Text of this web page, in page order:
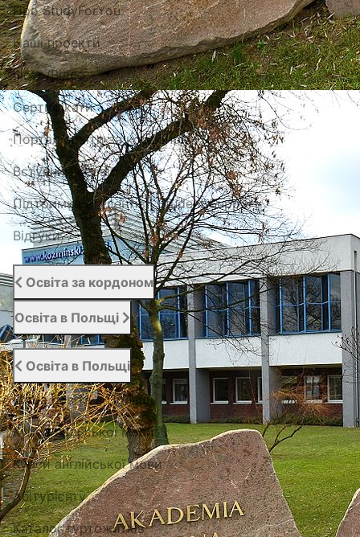
Про StudyForYou
Наші проекти
Фото/Відео
Сертифікати
Портал освіти за кордоном
Вступний сервіс
Підтримка студентів | Student Support
Відгуки
Освіта за кордоном
Освіта в Польщі
Освіта в Польщі
Вища освіта в Польщі
Курси польської мови
Курси англійської мови
Абітурієнту
Каталог гуртожитків